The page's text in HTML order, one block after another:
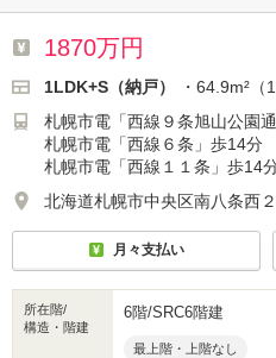
1870万円
1LDK+S（納戸）
・64.9m²（
札幌市電「西線９条旭山公園
札幌市電「西線６条」歩14分
札幌市電「西線１１条」歩14
北海道札幌市中央区南八条西２
月々支払い
所在階/
構造・階建
6階/SRC6階建
最上階・上階なし